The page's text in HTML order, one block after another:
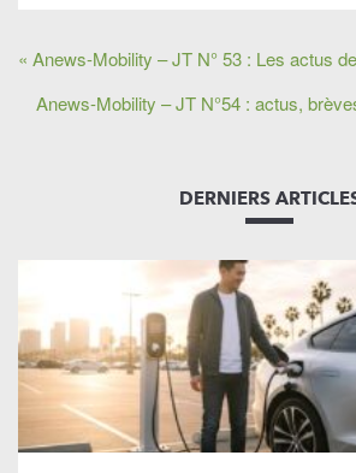
« Anews-Mobility – JT N° 53 : Les actus
Anews-Mobility – JT N°54 : actus,
DERNIERS